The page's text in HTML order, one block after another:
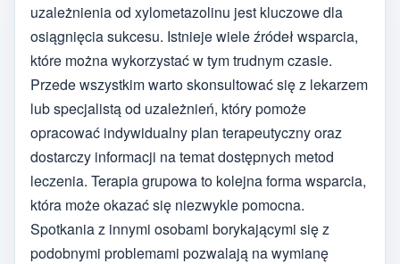
uzależnienia od xylometazolinu jest kluczowe dla
osiągnięcia sukcesu. Istnieje wiele źródeł wsparcia,
które można wykorzystać w tym trudnym czasie.
Przede wszystkim warto skonsultować się z lekarzem
lub specjalistą od uzależnień, który pomoże
opracować indywidualny plan terapeutyczny oraz
dostarczy informacji na temat dostępnych metod
leczenia. Terapia grupowa to kolejna forma wsparcia,
która może okazać się niezwykle pomocna.
Spotkania z innymi osobami borykającymi się z
podobnymi problemami pozwalają na wymianę